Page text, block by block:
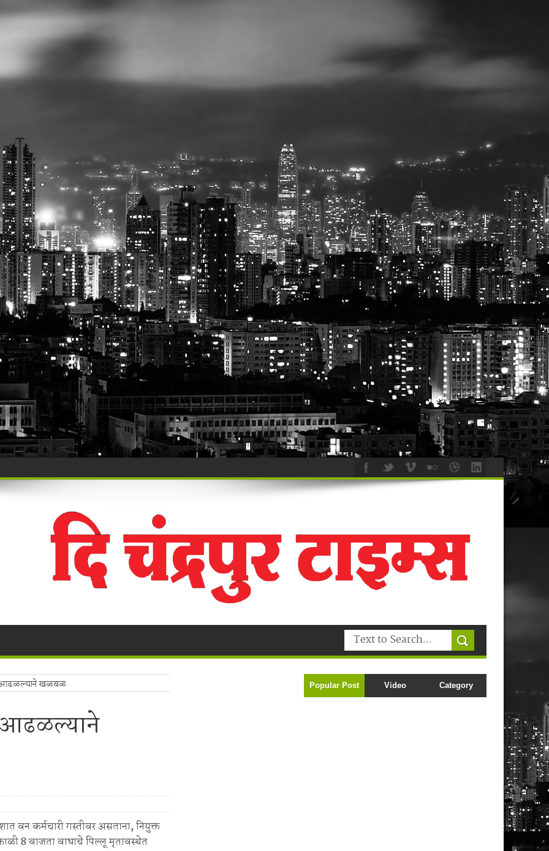
‘सर्जिकल स्ट्राईक’!
अडचणीतग्राहक पंचायत महाराष्ट्र, सिंदेवाही कडे तक्रारींचा व ओघ
ताब्यात, पालकांना समज देऊन वाहने सुपूर्द
याचे वर गुन्हा दाखल.
ऑनलाइन लॉटरीविरोधात पोलिसांना निवेदन
Deen celebrated in Warora
अटक!
पाच फूट पाण्यात पूल, शेती पाण्याखाली
नुकसान.
विदेशी दारू व स्विफ्ट कार जप्त, चालक पसार
आढळल्याने खळबळ
आढळल्याने
वन कर्मचारी गस्तीवर असताना, नियुक्त
8 वाजता वाघाचे पिल्लू मृतावस्थेत
Popular Post Video Category